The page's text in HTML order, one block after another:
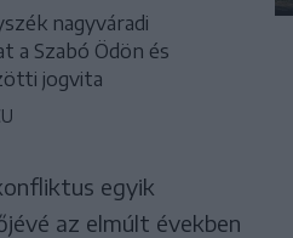
nagyváradi
Szabó Ödön és
jogvita
egyik
az elmúlt években